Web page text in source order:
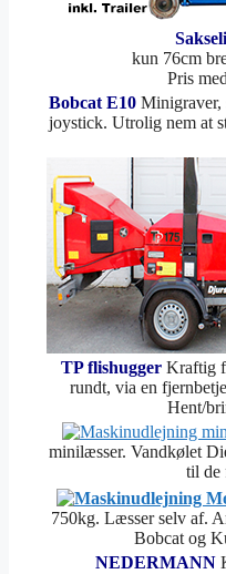
kun 76cm
Pris
Bobcat E10 Minigraver,
joystick. Utrolig nem at
TP flishugger Kraftig
rundt, via en
Hent/
minilæsser. Vandkølet
til de
750kg. Læsser selv af.
Bobcat og
NEDERMANN